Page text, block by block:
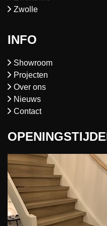
Zwolle
INFO
Showroom
Projecten
Over ons
Nieuws
Contact